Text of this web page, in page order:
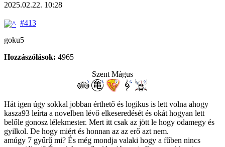
2025.02.22. 10:28
#413
goku5
Hozzászólások: 4965
Szent Mágus
Hát igen úgy sokkal jobban érthető és logikus is lett volna ahogy
kasza93 leírta a novelben lévő elkeseredését és okát hogyan lett
belőle gonosz lélekmester. Mert itt csak az jött le hogy odamegy és
gyilkol. De hogy miért és honnan az az erő azt nem.
amúgy 7 gyűrű mi? És még mondja valaki hogy a fűben nincs